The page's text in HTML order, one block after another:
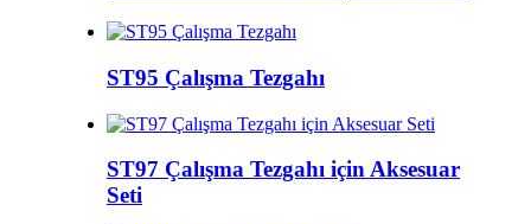
ST95 Çalışma Tezgahı
ST97 Çalışma Tezgahı için Aksesuar
Seti